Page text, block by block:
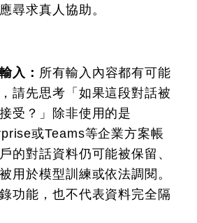
尋求真人協助。
入： 所有輸入內容都有可能
請先思考「如果這段對話被
受？」除非使用的是
或Teams等企業方案帳
的對話資料仍可能被保留、
用於模型訓練或依法調閱。
功能，也不代表資料完全隔